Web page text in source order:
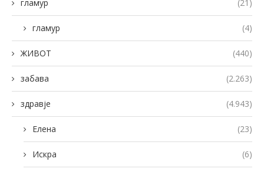
гламур (21)
гламур (4)
ЖИВОТ (440)
забава (2.263)
здравје (4.943)
Елена (23)
Искра (6)